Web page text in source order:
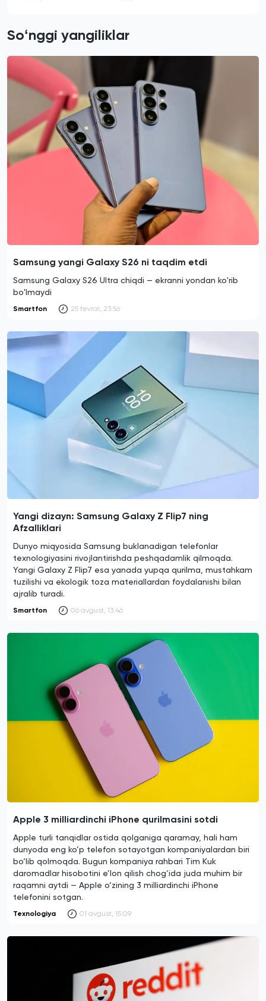
Soʻnggi yangiliklar
Samsung yangi Galaxy S26 ni taqdim etdi
Samsung Galaxy S26 Ultra chiqdi — ekranni yondan ko'rib
bo'lmaydi
Smartfon 25 fevral, 23:56
Yangi dizayn: Samsung Galaxy Z Flip7 ning
Afzalliklari
Dunyo miqyosida Samsung buklanadigan telefonlar
texnologiyasini rivojlantirishda peshqadamlik qilmoqda.
Yangi Galaxy Z Flip7 esa yanada yupqa qurilma, mustahkam
tuzilishi va ekologik toza materiallardan foydalanishi bilan
ajralib turadi.
Smartfon 06 avgust, 13:46
Apple 3 milliardinchi iPhone qurilmasini sotdi
Apple turli tanqidlar ostida qolganiga qaramay, hali ham
dunyoda eng ko‘p telefon sotayotgan kompaniyalardan biri
bo‘lib qolmoqda. Bugun kompaniya rahbari Tim Kuk
daromadlar hisobotini e’lon qilish chog‘ida juda muhim bir
raqamni aytdi — Apple o‘zining 3 milliardinchi iPhone
telefonini sotgan.
Texnologiya 01 avgust, 15:09